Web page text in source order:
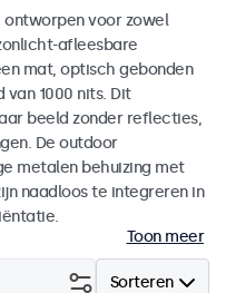
ontworpen voor zowel
afleesbare
mat, optisch gebonden
1000 nits. Dit
beeld zonder reflecties,
De outdoor
metalen behuizing met
naadloos te integreren in
Toon meer
Sorteren